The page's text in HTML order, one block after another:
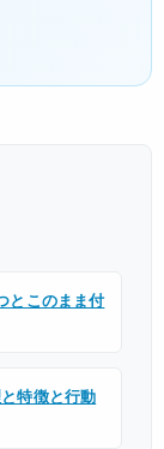
とこのまま付
特徴と行動